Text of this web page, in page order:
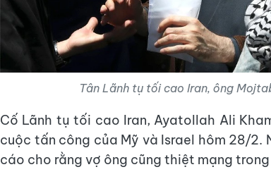
Tân Lãnh tụ tối cao Iran, ông
Cố Lãnh tụ tối cao Iran, Ayatollah Ali
cuộc tấn công của Mỹ và Israel hôm 28/2.
cáo cho rằng vợ ông cũng thiệt mạng